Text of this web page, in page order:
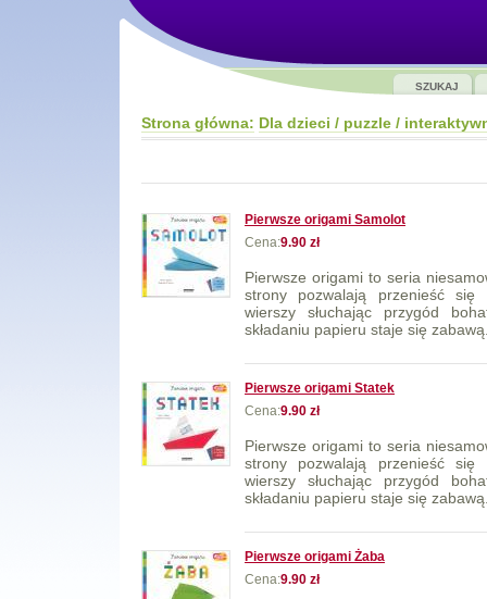
SZUKAJ
Strona główna: Dla dzieci / puzzle /
Pierwsze origami Samolot
Cena:9.90 zł
Pierwsze origami to seria
strony pozwalają przenieść się
wierszy słuchając przygód
składaniu papieru staje się
Pierwsze origami Statek
Cena:9.90 zł
Pierwsze origami to seria
strony pozwalają przenieść się
wierszy słuchając przygód
składaniu papieru staje się
Pierwsze origami Żaba
Cena:9.90 zł